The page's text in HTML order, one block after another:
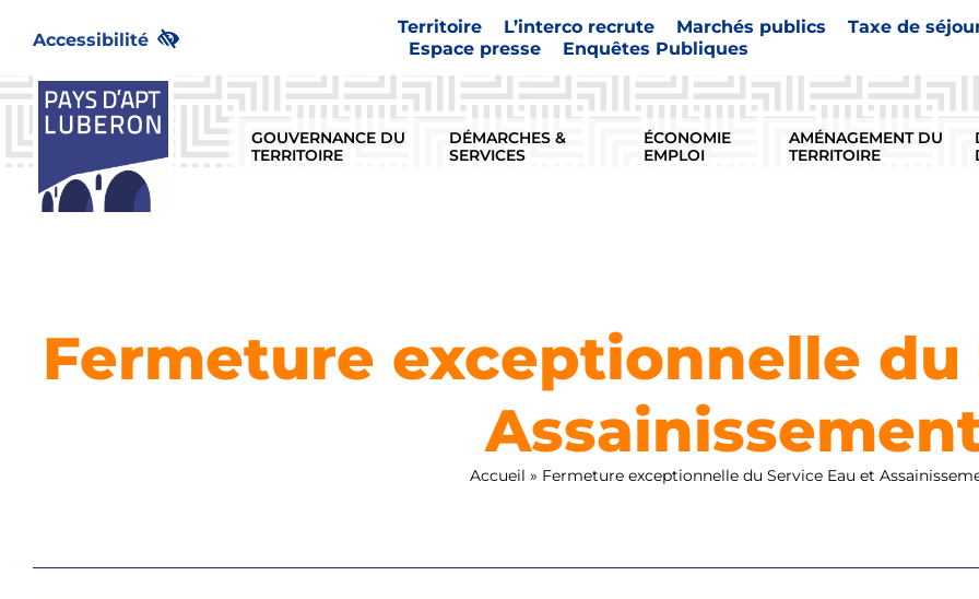
Accessibilité
Territoire L’interco recrute Marchés publics
Taxe de
Espace presse
Enquêtes Publiques
GOUVERNANCE DU
TERRITOIRE
DÉMARCHES &
SERVICES
ÉCONOMIE
EMPLOI
AMÉNAGEMENT DU
TERRITOIRE
Fermeture exceptionnelle du
Accueil » Fermeture exceptionnelle du Service Eau et